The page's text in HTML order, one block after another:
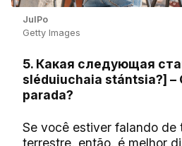
JulPo
Getty Images
5. Какая следующая
sléduiuchaia stántsia?] –
parada?
Se você estiver falando de